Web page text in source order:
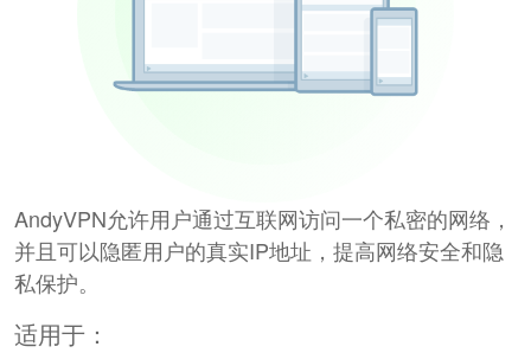
AndyVPN允许用户通过互联网访问一个私密的网络，
并且可以隐匿用户的真实IP地址，提高网络安全和隐
私保护。
适用于：